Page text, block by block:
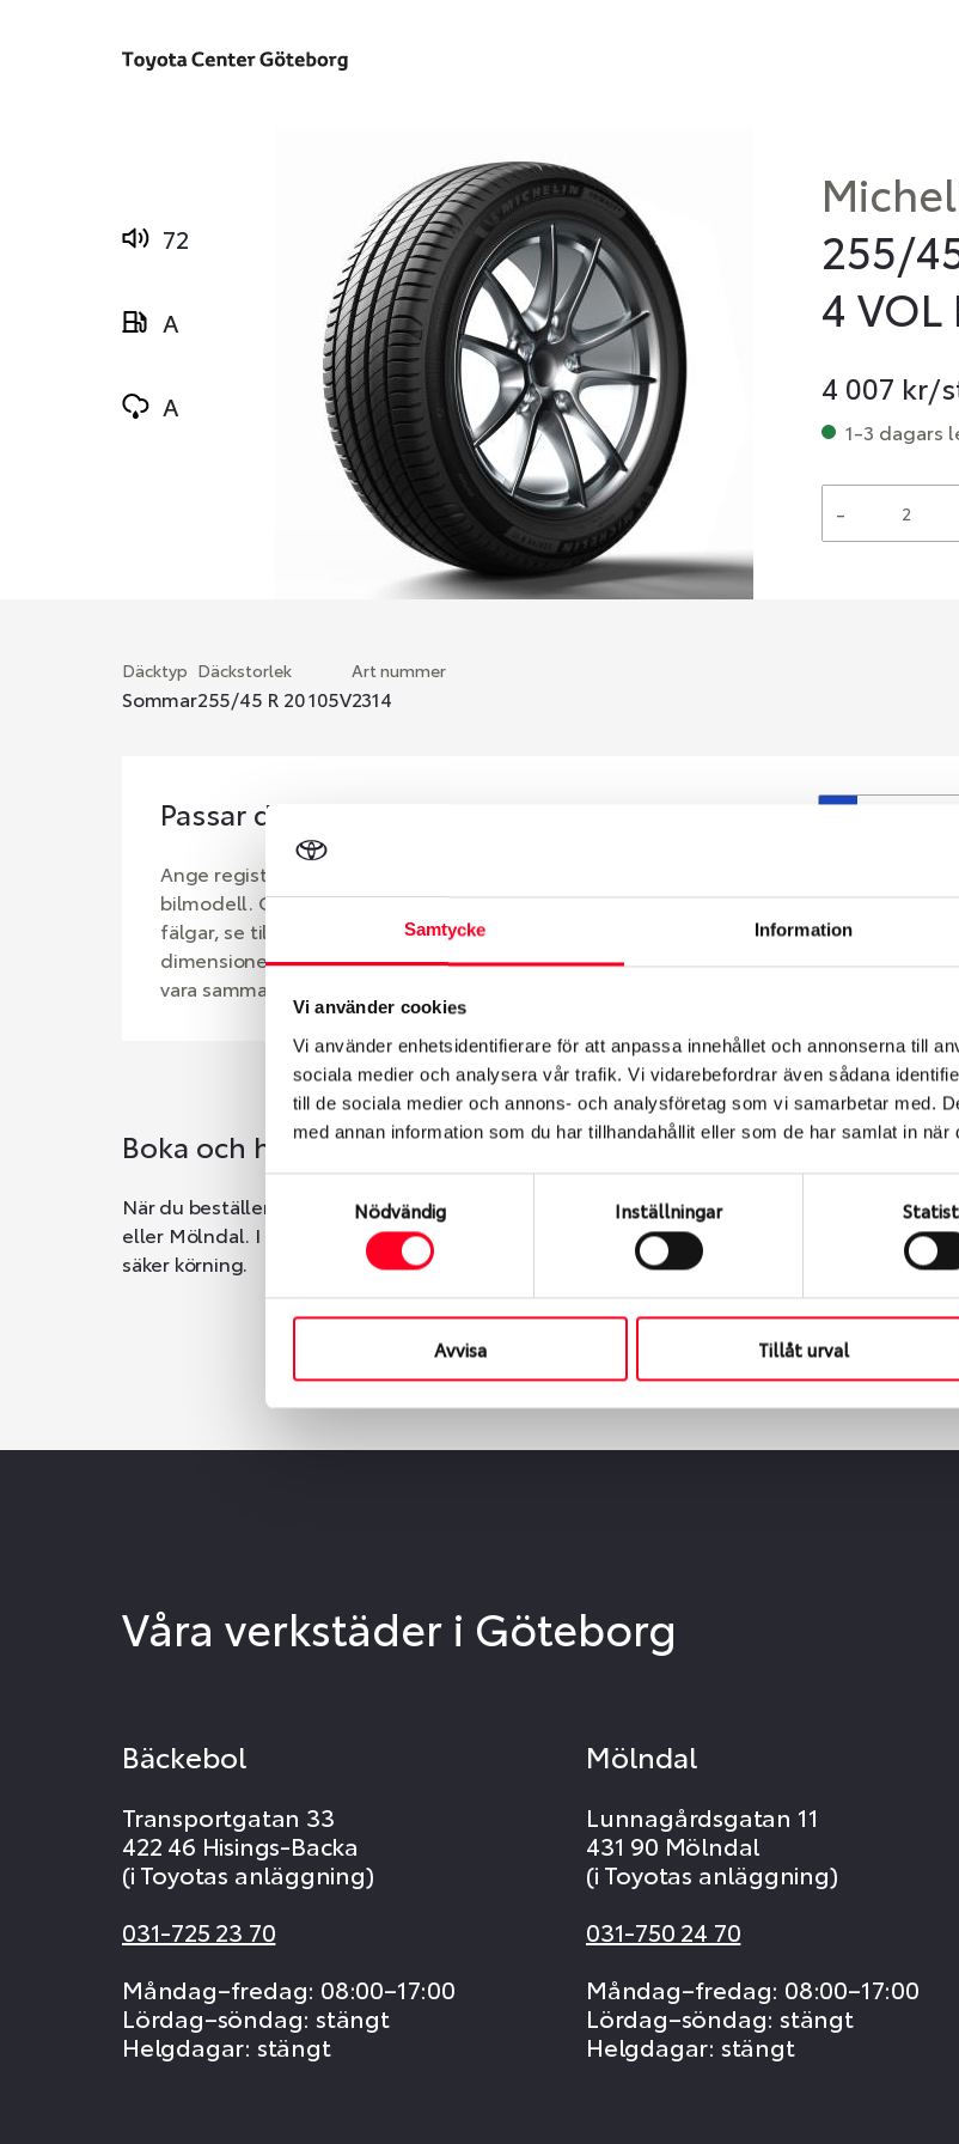
Samtycke Information
Vi använder cookies
Vi använder enhetsidentifierare för att anpassa innehållet och annonserna till
sociala medier och analysera vår trafik. Vi vidarebefordrar även sådana
till de sociala medier och annons- och analysföretag som vi samarbetar med.
med annan information som du har tillhandahållit eller som de har samlat in när
Nödvändig Inställningar
Avvisa Tillåt urval
72
A
A
255/
4 VOL
4 007 kr/
1-3 dagars
-
Däcktyp
Sommar
Däckstorlek
255/45 R 20 105V
Art nummer
2314
Passar detta däck min bil?
Ange registreringsnummer för att se om det däck du valt passar din
bilmodell. Om du köper däck som skall sättas på dina befintliga
fälgar, se till att kolla en extra gång så att däck och fälg har samma
dimensioner. Ibland kan fälgen ha bytts ut under årens lopp och inte
vara samma dimension som bilen hade ut från fabrik.
Boka och hämta hos Däckspecialen
När du beställer dina nya däck eller fälgar hos oss levereras de direkt till någon av våra
eller Mölndal. I beställningen anger du datum och tid för upphämtning eller service. När
säker körning.
Våra verkstäder i Göteborg
Bäckebol
Transportgatan 33
422 46 Hisings-Backa
(i Toyotas anläggning)
031-725 23 70
Måndag–fredag: 08:00–17:00
Lördag–söndag: stängt
Helgdagar: stängt
Mölndal
Lunnagårdsgatan 11
431 90 Mölndal
(i Toyotas anläggning)
031-750 24 70
Måndag–fredag: 08:00–17:00
Lördag–söndag: stängt
Helgdagar: stängt